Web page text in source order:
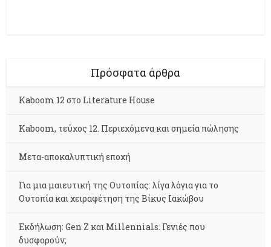
Πρόσφατα άρθρα
Kaboom 12 στο Literature House
Kaboom, τεύχος 12. Περιεχόμενα και σημεία πώλησης
Μετα-αποκαλυπτική εποχή
Για μια μαιευτική της Ουτοπίας: λίγα λόγια για το
Ουτοπία και χειραφέτηση της Βίκυς Ιακώβου
Εκδήλωση: Gen Z και Millennials. Γενιές που
δυσφορούν;